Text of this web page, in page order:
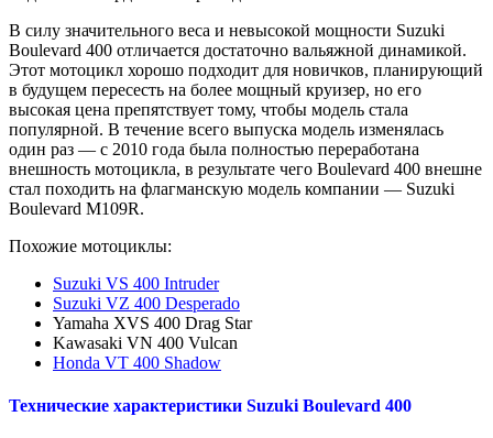
В силу значительного веса и невысокой мощности Suzuki
Boulevard 400 отличается достаточно вальяжной динамикой.
Этот мотоцикл хорошо подходит для новичков, планирующий
в будущем пересесть на более мощный круизер, но его
высокая цена препятствует тому, чтобы модель стала
популярной. В течение всего выпуска модель изменялась
один раз — с 2010 года была полностью переработана
внешность мотоцикла, в результате чего Boulevard 400 внешне
стал походить на флагманскую модель компании — Suzuki
Boulevard M109R.
Похожие мотоциклы:
Suzuki VS 400 Intruder
Suzuki VZ 400 Desperado
Yamaha XVS 400 Drag Star
Kawasaki VN 400 Vulcan
Honda VT 400 Shadow
Технические характеристики Suzuki Boulevard 400